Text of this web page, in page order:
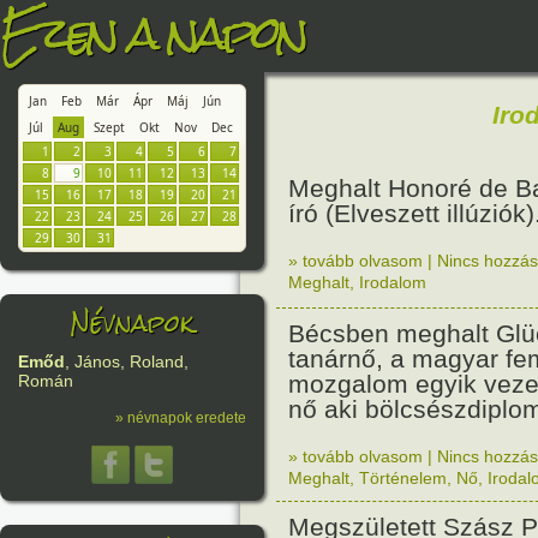
Ezen a napon
Jan Feb Már Ápr Máj
Jún
Júl
Aug Szept Okt Nov
Dec
1
2 3 4 5 6
7
8
9 10 11 12 13
14
15
16 17 18 19 20
21
22
23 24 25 26 27
28
29
30 31
Névnapok
Emőd, János, Roland,
Román
» névnapok eredete
Meghalt Honoré de
író (Elveszett
» tovább olvasom | Nincs
Meghalt Irodalom
Bécsben meghalt
tanárnő, a magyar
mozgalom egyik
nő aki
» tovább olvasom | Nincs
Meghalt Történelem Nő
Megszületett Szász